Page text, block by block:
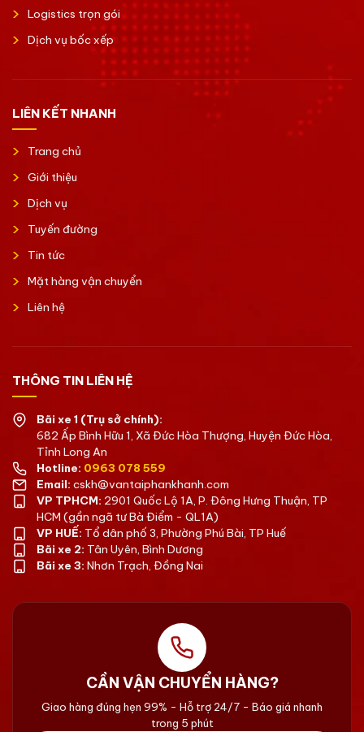
Logistics trọn gói
Dịch vụ bốc xếp
LIÊN KẾT NHANH
Trang chủ
Giới thiệu
Dịch vụ
Tuyến đường
Tin tức
Mặt hàng vận chuyển
Liên hệ
THÔNG TIN LIÊN HỆ
Bãi xe 1 (Trụ sở chính):
682 Ấp Bình Hữu 1, Xã Đức Hòa Thượng, Huyện Đức Hòa,
Tỉnh Long An
Hotline: 0963 078 559
Email: cskh@vantaiphankhanh.com
VP TPHCM: 2901 Quốc Lộ 1A, P. Đông Hưng Thuận, TP
HCM (gần ngã tư Bà Điểm - QL1A)
VP HUẾ: Tổ dân phố 3, Phường Phú Bài, TP Huế
Bãi xe 2: Tân Uyên, Bình Dương
Bãi xe 3: Nhơn Trạch, Đồng Nai
CẦN VẬN CHUYỂN HÀNG?
Giao hàng đúng hẹn 99% - Hỗ trợ 24/7 - Báo giá nhanh
trong 5 phút